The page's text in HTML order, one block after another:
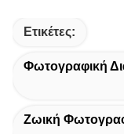
Ετικέτες:
Φωτογραφική
Ζωική